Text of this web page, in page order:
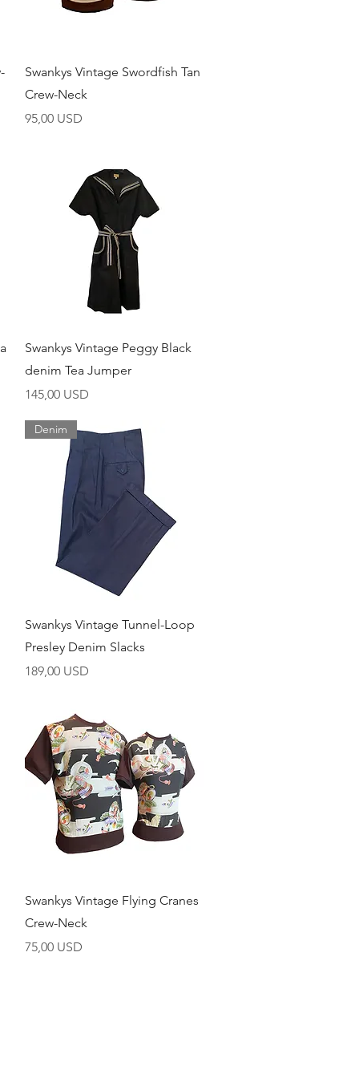
Brzi pregled
Swankys Vintage Swordfish Tan
Crew-Neck
Cijena
95,00 USD
Brzi pregled
Swankys Vintage Peggy Black
denim Tea Jumper
Cijena
145,00 USD
Brzi pregled
Denim
Swankys Vintage Tunnel-Loop
Presley Denim Slacks
Cijena
189,00 USD
Brzi pregled
Swankys Vintage Flying Cranes
Crew-Neck
Cijena
75,00 USD